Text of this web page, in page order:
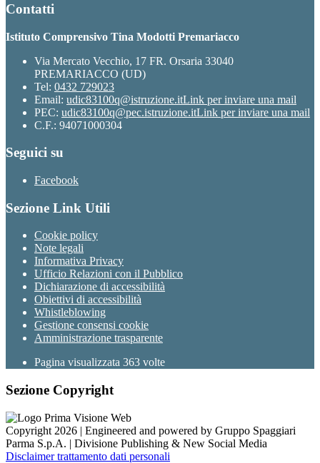
Contatti
Istituto Comprensivo Tina Modotti Premariacco
Via Mercato Vecchio, 17 FR. Orsaria 33040
PREMARIACCO (UD)
Tel: 0432 729023
Email: udic83100q@istruzione.itLink per inviare una mail
PEC: udic83100q@pec.istruzione.itLink per inviare una mail
C.F.: 94071000304
Seguici su
Facebook
Sezione Link Utili
Cookie policy
Note legali
Informativa Privacy
Ufficio Relazioni con il Pubblico
Dichiarazione di accessibilità
Obiettivi di accessibilità
Whistleblowing
Gestione consensi cookie
Amministrazione trasparente
Pagina visualizzata 363 volte
Sezione Copyright
Copyright 2026 | Engineered and powered by Gruppo Spaggiari
Parma S.p.A. | Divisione Publishing & New Social Media
Disclaimer trattamento dati personali